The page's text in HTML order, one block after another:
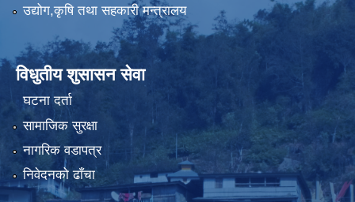
उद्योग,कृषि तथा सहकारी मन्त्रालय
विधुतीय शुसासन सेवा
घटना दर्ता
सामाजिक सुरक्षा
नागरिक वडापत्र
निवेदनको ढाँचा